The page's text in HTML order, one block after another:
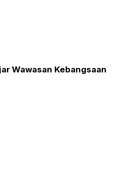
Wawasan Kebangsaan